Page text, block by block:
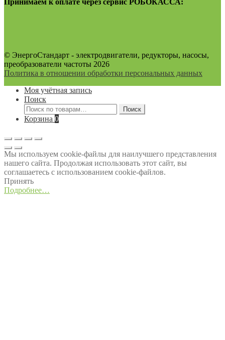
© ЭнергоСтандарт - электродвигатели, редукторы, насосы,
преобразователи частоты 2026
Политика в отношении обработки персональных данных
Моя учётная запись
Поиск
Искать:
Поиск
Корзина 0
Мы используем cookie-файлы для наилучшего представления
нашего сайта. Продолжая использовать этот сайт, вы
соглашаетесь с использованием cookie-файлов.
Принять
Подробнее…